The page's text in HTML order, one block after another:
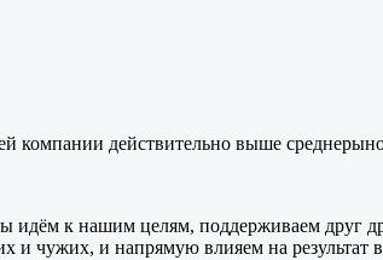
компании действительно выше
идём к нашим целям, поддерживаем друг
чужих, и напрямую влияем на результат